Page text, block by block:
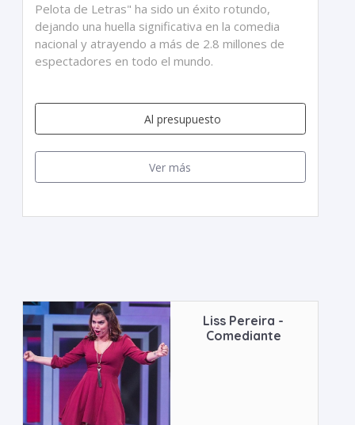
Pelota de Letras" ha sido un éxito rotundo,
dejando una huella significativa en la comedia
nacional y atrayendo a más de 2.8 millones de
espectadores en todo el mundo.
Al presupuesto
Ver más
Liss Pereira -
Comediante